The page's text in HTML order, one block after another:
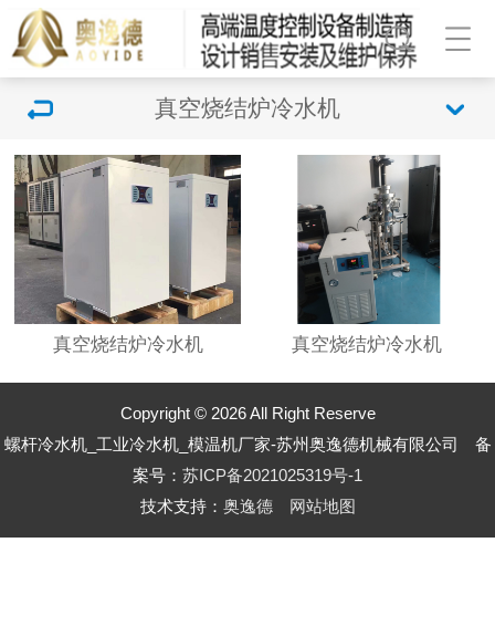
真空烧结炉冷水机
真空烧结炉冷水机 真空烧结炉冷水机
Copyright © 2026 All Right Reserve
螺杆冷水机_工业冷水机_模温机厂家-苏州奥逸德机械有限公司 备
案号： 苏ICP备2021025319号-1
技术支持： 奥逸德 网站地图